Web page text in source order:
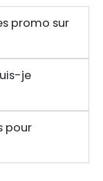
promo sur
je
pour